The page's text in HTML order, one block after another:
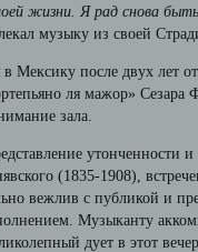
жизни. Я рад снова быть
музыку из своей
Мексику после двух лет
ля мажор» Сезара
зала.
(1835-1908),
вежлив с публикой и
Музыканту
дует в этот вечер.